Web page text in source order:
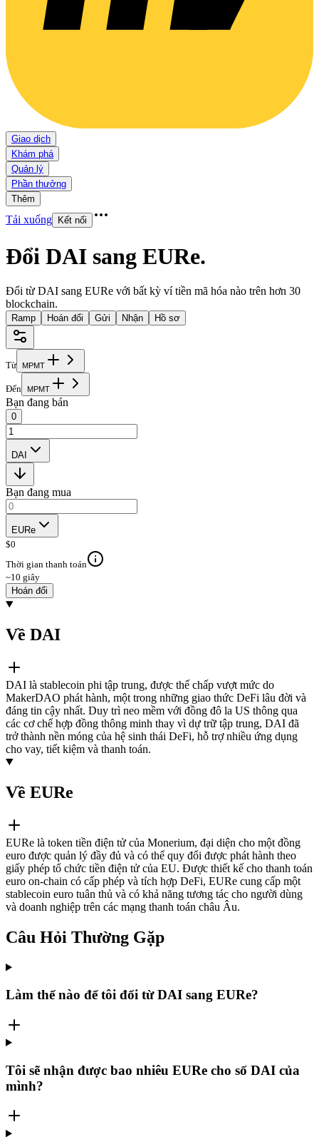
Giao dịch
Khám phá
Quản lý
Phần thưởng
Thêm
Tải xuống Kết nối
Đổi DAI sang EURe.
Đổi từ DAI sang EURe với bất kỳ ví tiền mã hóa nào trên hơn 30
blockchain.
Ramp Hoán đổi Gửi Nhận Hồ sơ
Từ MPMT
Đến MPMT
Bạn đang bán
0
DAI
Bạn đang mua
EURe
$0
Thời gian thanh toán
~10 giây
Hoán đổi
Về DAI
DAI là stablecoin phi tập trung, được thế chấp vượt mức do
MakerDAO phát hành, một trong những giao thức DeFi lâu đời và
đáng tin cậy nhất. Duy trì neo mềm với đồng đô la US thông qua
các cơ chế hợp đồng thông minh thay vì dự trữ tập trung, DAI đã
trở thành nền móng của hệ sinh thái DeFi, hỗ trợ nhiều ứng dụng
cho vay, tiết kiệm và thanh toán.
Về EURe
EURe là token tiền điện tử của Monerium, đại diện cho một đồng
euro được quản lý đầy đủ và có thể quy đổi được phát hành theo
giấy phép tổ chức tiền điện tử của EU. Được thiết kế cho thanh toán
euro on-chain có cấp phép và tích hợp DeFi, EURe cung cấp một
stablecoin euro tuân thủ và có khả năng tương tác cho người dùng
và doanh nghiệp trên các mạng thanh toán châu Âu.
Câu Hỏi Thường Gặp
Làm thế nào để tôi đổi từ DAI sang EURe?
Tôi sẽ nhận được bao nhiêu EURe cho số DAI của
mình?